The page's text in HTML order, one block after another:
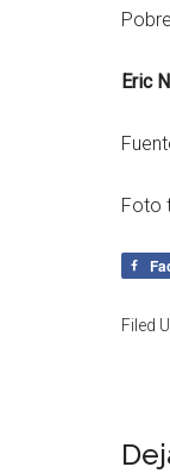
Eric
Foto
Filed